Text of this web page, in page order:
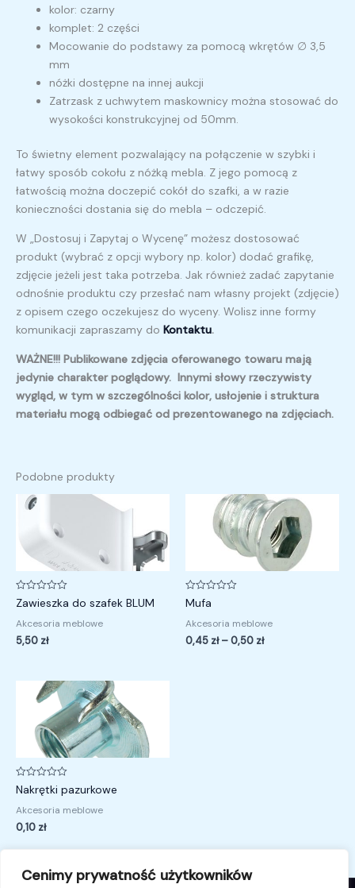
Cenimy prywatność użytkowników
kolor: czarny
komplet: 2 części
Mocowanie do podstawy za pomocą wkrętów ∅ 3,5
mm
nóżki dostępne na innej aukcji
Zatrzask z uchwytem maskownicy można stosować do
wysokości konstrukcyjnej od 50mm.
To świetny element pozwalający na połączenie w szybki i
łatwy sposób cokołu z nóżką mebla. Z jego pomocą z
łatwością można doczepić cokół do szafki, a w razie
konieczności dostania się do mebla – odczepić.
W „Dostosuj i Zapytaj o Wycenę” możesz dostosować
produkt (wybrać z opcji wybory np. kolor) dodać grafikę,
zdjęcie jeżeli jest taka potrzeba. Jak również zadać zapytanie
odnośnie produktu czy przesłać nam własny projekt (zdjęcie)
z opisem czego oczekujesz do wyceny. Wolisz inne formy
komunikacji zapraszamy do Kontaktu.
WAŻNE!!! Publikowane zdjęcia oferowanego towaru mają
jedynie charakter poglądowy. Innymi słowy rzeczywisty
wygląd, w tym w szczególności kolor, usłojenie i struktura
materiału mogą odbiegać od prezentowanego na zdjęciach.
Podobne produkty
Oceniono
0
5
Zawieszka do szafek BLUM
Akcesoria meblowe
5,50 zł
Oceniono
0
5
Mufa
Akcesoria meblowe
0,45 zł –0,50 zł
Zakres
cen:
od
0,45 zł
do
0,50 zł
Oceniono
0
5
Nakrętki pazurkowe
Akcesoria meblowe
0,10 zł